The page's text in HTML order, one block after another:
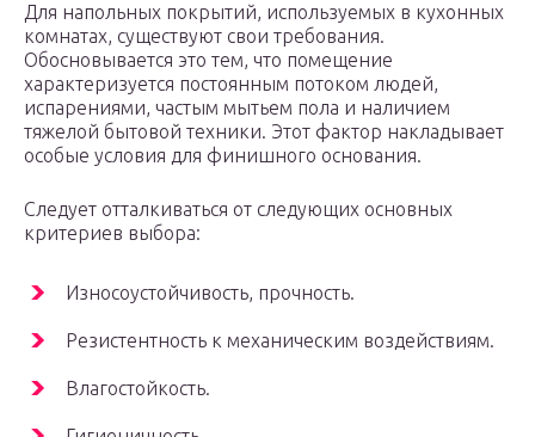
Для напольных покрытий, используемых в кухонных
комнатах, существуют свои требования.
Обосновывается это тем, что помещение
характеризуется постоянным потоком людей,
испарениями, частым мытьем пола и наличием
тяжелой бытовой техники. Этот фактор накладывает
особые условия для финишного основания.
Следует отталкиваться от следующих основных
критериев выбора:
Износоустойчивость, прочность.
Резистентность к механическим воздействиям.
Влагостойкость.